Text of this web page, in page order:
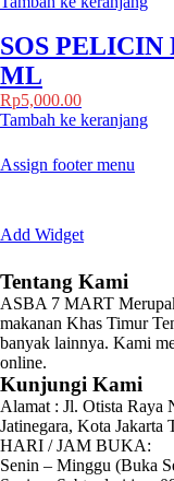
SOS PELICIN
ML
Rp5,000.00
Tambah ke keranjang
Assign footer menu
Add Widget
Tentang Kami
ASBA 7 MART
makanan Khas Timur
banyak lainnya. Kami
online.
Kunjungi Kami
Alamat : Jl. Otista Raya
Jatinegara, Kota Jakarta
HARI / JAM BUKA:
Senin – Minggu (Buka